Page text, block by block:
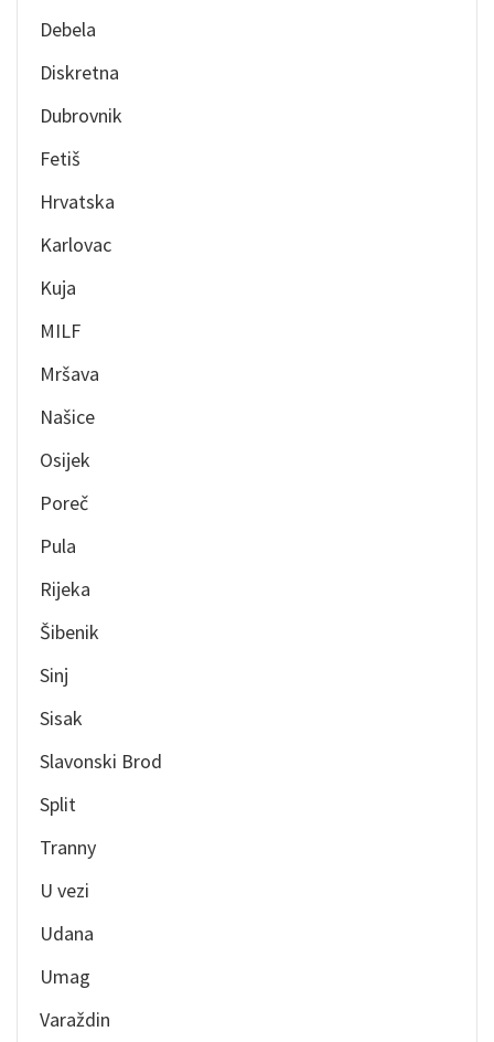
Debela
Diskretna
Dubrovnik
Fetiš
Hrvatska
Karlovac
Kuja
MILF
Mršava
Našice
Osijek
Poreč
Pula
Rijeka
Šibenik
Sinj
Sisak
Slavonski Brod
Split
Tranny
U vezi
Udana
Umag
Varaždin